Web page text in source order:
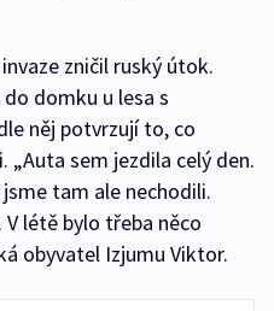
zničil ruský útok.
domku u lesa s
něj potvrzují to, co
„Auta sem jezdila celý den.
tam ale nechodili.
létě bylo třeba něco
obyvatel Izjumu Viktor.